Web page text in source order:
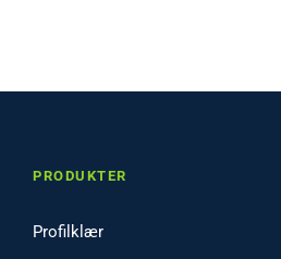
PRODUKTER
Profilklær